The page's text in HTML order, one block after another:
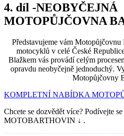
4. díl -NEOBYČEJNÁ
MOTOPŮJČOVNA
Představujeme vám
motocyklů v celé České
Blažkem vás provádí celým
opravdu neobyčejně jednoduchý.
Motopůjčovny
KOMPLETNÍ NABÍDKA
Chcete se dozvědět více? Podívejte
MOTOBARTHOVIN ↓ .